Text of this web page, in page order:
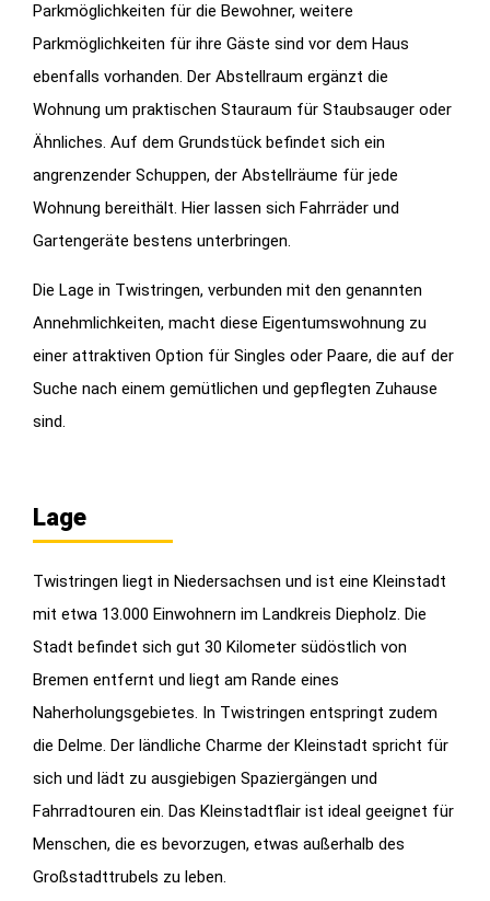
Parkmöglichkeiten für die Bewohner, weitere
Parkmöglichkeiten für ihre Gäste sind vor dem Haus
ebenfalls vorhanden. Der Abstellraum ergänzt die
Wohnung um praktischen Stauraum für Staubsauger oder
Ähnliches. Auf dem Grundstück befindet sich ein
angrenzender Schuppen, der Abstellräume für jede
Wohnung bereithält. Hier lassen sich Fahrräder und
Gartengeräte bestens unterbringen.
Die Lage in Twistringen, verbunden mit den genannten
Annehmlichkeiten, macht diese Eigentumswohnung zu
einer attraktiven Option für Singles oder Paare, die auf der
Suche nach einem gemütlichen und gepflegten Zuhause
sind.
Lage
Twistringen liegt in Niedersachsen und ist eine Kleinstadt
mit etwa 13.000 Einwohnern im Landkreis Diepholz. Die
Stadt befindet sich gut 30 Kilometer südöstlich von
Bremen entfernt und liegt am Rande eines
Naherholungsgebietes. In Twistringen entspringt zudem
die Delme. Der ländliche Charme der Kleinstadt spricht für
sich und lädt zu ausgiebigen Spaziergängen und
Fahrradtouren ein. Das Kleinstadtflair ist ideal geeignet für
Menschen, die es bevorzugen, etwas außerhalb des
Großstadttrubels zu leben.